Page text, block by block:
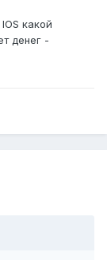
какой
денег -